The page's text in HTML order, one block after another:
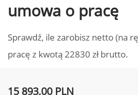
umowa o pracę
Sprawdź, ile zarobisz netto (na
pracę z kwotą 22830 zł brutto.
15 893,00 PLN